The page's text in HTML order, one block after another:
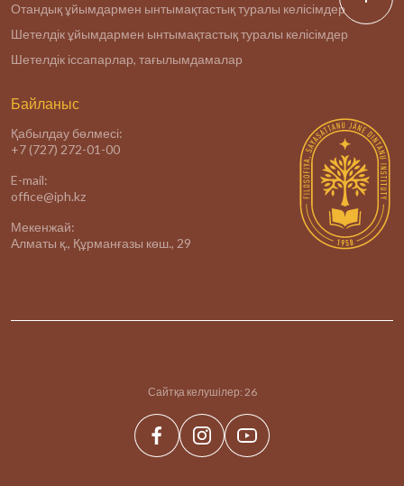
Отандық ұйымдармен ынтымақтастық туралы келісімдер
Шетелдік ұйымдармен ынтымақтастық туралы келісімдер
Шетелдік іссапарлар, тағылымдамалар
Байланыс
Қабылдау бөлмесі:
+7 (727) 272-01-00
E-mail:
office@iph.kz
Мекенжай:
Алматы қ., Құрманғазы көш., 29
Сайтқа келушілер: 26